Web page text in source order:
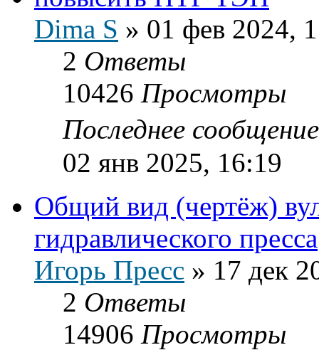
Dima S » 01 фев 2024,
2 Ответы
10426 Просмотры
Последнее
02 янв 2025, 16:19
Общий вид (чертёж)
гидравлического пресса
Игорь Пресс » 17 дек
2 Ответы
14906 Просмотры